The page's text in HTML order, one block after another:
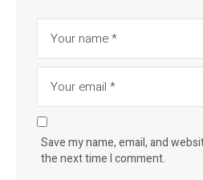
Save my name, email, and
the next time I comment.